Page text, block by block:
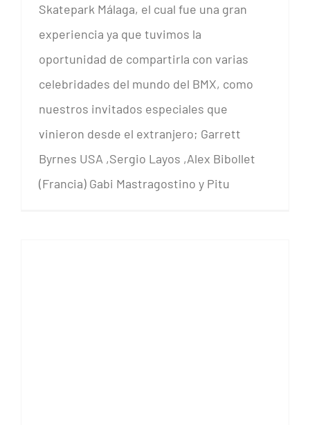
Skatepark Málaga, el cual fue una gran
experiencia ya que tuvimos la
oportunidad de compartirla con varias
celebridades del mundo del BMX, como
nuestros invitados especiales que
vinieron desde el extranjero; Garrett
Byrnes USA ,Sergio Layos ,Alex Bibollet
(Francia) Gabi Mastragostino y Pitu